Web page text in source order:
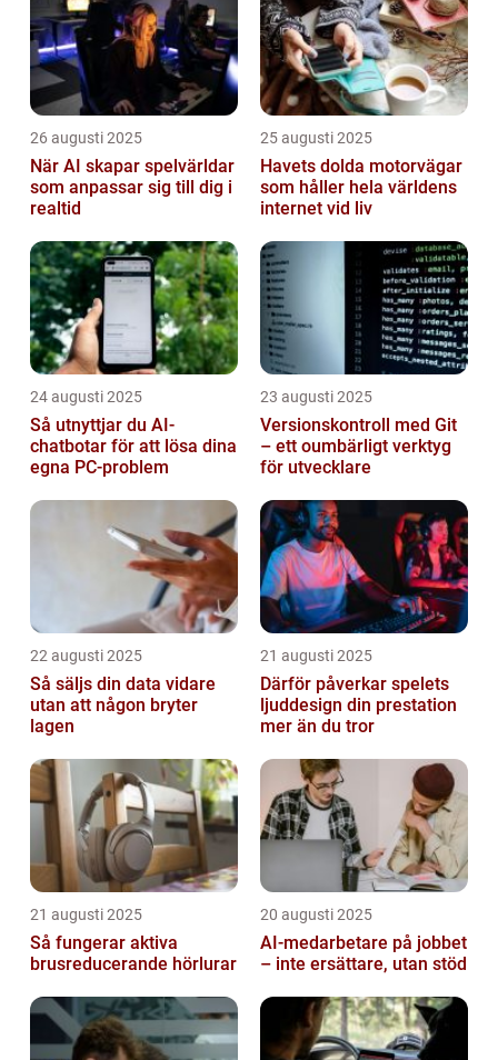
26 augusti 2025
När AI skapar spelvärldar
som anpassar sig till dig i
realtid
25 augusti 2025
Havets dolda motorvägar
som håller hela världens
internet vid liv
24 augusti 2025
Så utnyttjar du AI-
chatbotar för att lösa dina
egna PC-problem
23 augusti 2025
Versionskontroll med Git
– ett oumbärligt verktyg
för utvecklare
22 augusti 2025
Så säljs din data vidare
utan att någon bryter
lagen
21 augusti 2025
Därför påverkar spelets
ljuddesign din prestation
mer än du tror
21 augusti 2025
Så fungerar aktiva
brusreducerande hörlurar
20 augusti 2025
AI‑medarbetare på jobbet
– inte ersättare, utan stöd